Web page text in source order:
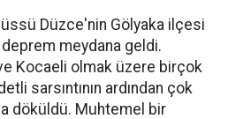
Düzce'nin Gölyaka ilçesi
meydana geldi.
Kocaeli olmak üzere birçok
sarsıntının ardından çok
döküldü. Muhtemel bir